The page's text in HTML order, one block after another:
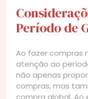
Período de
Ao fazer compras
atenção ao
não apenas
compras, mas
compra global.